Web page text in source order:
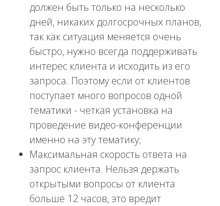
должен быть только на несколько
дней, никаких долгосрочных планов,
так как ситуация меняется очень
быстро, нужно всегда поддерживать
интерес клиента и исходить из его
запроса. Поэтому если от клиентов
поступает много вопросов одной
тематики - четкая установка на
проведение видео-конференции
именно на эту тематику;
Максимальная скорость ответа на
запрос клиента. Нельзя держать
открытыми вопросы от клиента
больше 12 часов, это вредит